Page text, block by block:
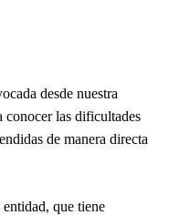
desde nuestra
las dificultades
de manera directa
que tiene